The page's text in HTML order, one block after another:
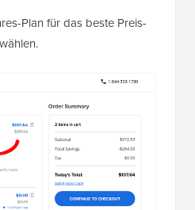
Plan für das beste Preis-